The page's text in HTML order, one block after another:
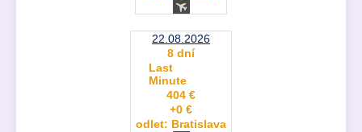
22.08.2026
8 dní
Last
Minute
404 €
+0 €
odlet: Bratislava